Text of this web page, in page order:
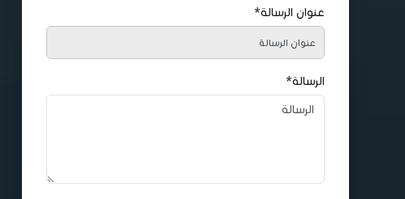
عنوان الرسالة*
الرسالة*